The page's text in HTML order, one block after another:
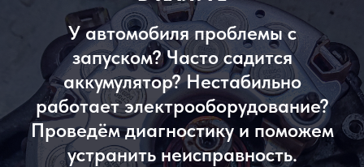
У автомобиля проблемы с
запуском? Часто садится
аккумулятор? Нестабильно
работает электрооборудование?
Проведём диагностику и поможем
устранить неисправность.